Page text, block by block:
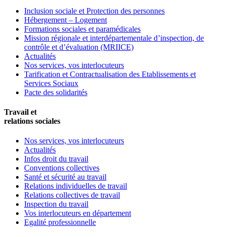
Inclusion sociale et Protection des personnes
Hébergement – Logement
Formations sociales et paramédicales
Mission régionale et interdépartementale d’inspection, de
contrôle et d’évaluation (MRIICE)
Actualités
Nos services, vos interlocuteurs
Tarification et Contractualisation des Etablissements et
Services Sociaux
Pacte des solidarités
Travail et
relations sociales
Nos services, vos interlocuteurs
Actualités
Infos droit du travail
Conventions collectives
Santé et sécurité au travail
Relations individuelles de travail
Relations collectives de travail
Inspection du travail
Vos interlocuteurs en département
Egalité professionnelle